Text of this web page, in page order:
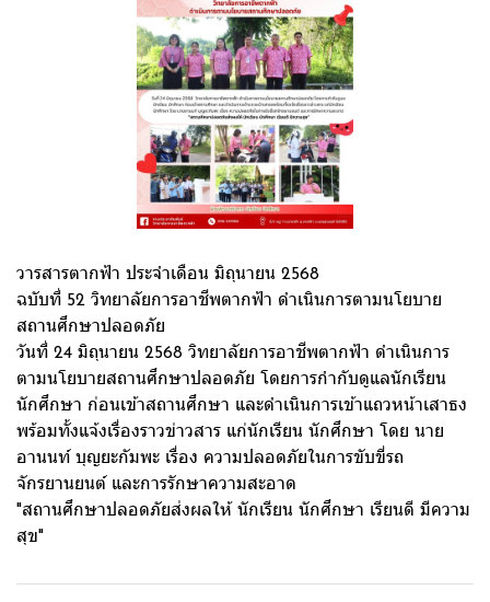
วารสารตากฟ้า ประจำเดือน มิถุนายน 2568
ฉบับที่ 52 วิทยาลัยการอาชีพตากฟ้า ดำเนินการตามนโยบาย
สถานศึกษาปลอดภัย
วันที่ 24 มิถุนายน 2568 วิทยาลัยการอาชีพตากฟ้า ดำเนินการ
ตามนโยบายสถานศึกษาปลอดภัย โดยการกำกับดูแลนักเรียน
นักศึกษา ก่อนเข้าสถานศึกษา และดำเนินการเข้าแถวหน้าเสาธง
พร้อมทั้งแจ้งเรื่องราวข่าวสาร แก่นักเรียน นักศึกษา โดย นาย
อานนท์ บุญยะกัมพะ เรื่อง ความปลอดภัยในการขับขี่รถ
จักรยานยนต์ และการรักษาความสะอาด
"สถานศึกษาปลอดภัยส่งผลให้ นักเรียน นักศึกษา เรียนดี มีความ
สุข"